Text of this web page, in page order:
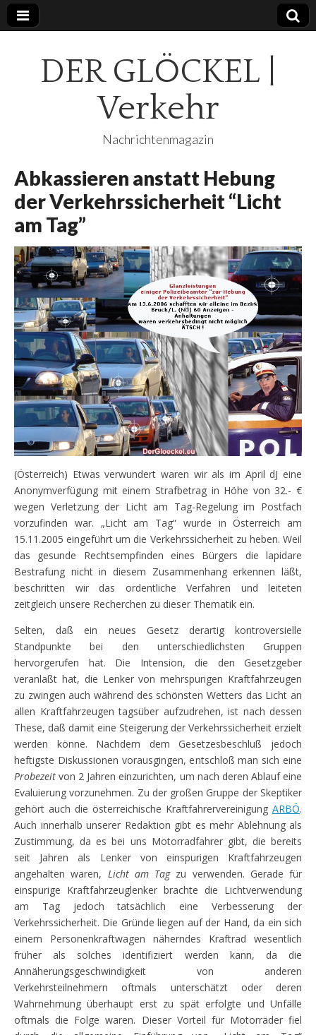
DER GLÖCKEL |
Verkehr
Nachrichtenmagazin
Abkassieren anstatt Hebung
der Verkehrssicherheit “Licht
am Tag”
(Österreich) Etwas verwundert waren wir als im April dJ eine
Anonymverfügung mit einem Strafbetrag in Höhe von 32.- €
wegen Verletzung der Licht am Tag-Regelung im Postfach
vorzufinden war. „Licht am Tag“ wurde in Österreich am
15.11.2005 eingeführt um die Verkehrssicherheit zu heben. Weil
das gesunde Rechtsempfinden eines Bürgers die lapidare
Bestrafung nicht in diesem Zusammenhang erkennen läßt,
beschritten wir das ordentliche Verfahren und leiteten
zeitgleich unsere Recherchen zu dieser Thematik ein.
Selten, daß ein neues Gesetz derartig kontroversielle
Standpunkte bei den unterschiedlichsten Gruppen
hervorgerufen hat. Die Intension, die den Gesetzgeber
veranlaßt hat, die Lenker von mehrspurigen Kraftfahrzeugen
zu zwingen auch während des schönsten Wetters das Licht an
allen Kraftfahrzeugen tagsüber aufzudrehen, ist nach dessen
These, daß damit eine Steigerung der Verkehrssicherheit erzielt
werden könne. Nachdem dem Gesetzesbeschluß jedoch
heftigste Diskussionen vorausgingen, entschloß man sich eine
Probezeit von 2 Jahren einzurichten, um nach deren Ablauf eine
Evaluierung vorzunehmen. Zu der großen Gruppe der Skeptiker
gehört auch die österreichische Kraftfahrervereinigung ARBÖ.
Auch innerhalb unserer Redaktion gibt es mehr Ablehnung als
Zustimmung, da es bei uns Motorradfahrer gibt, die bereits
seit Jahren als Lenker von einspurigen Kraftfahrzeugen
angehalten waren, Licht am Tagzu verwenden. Gerade für
einspurige Kraftfahrzeuglenker brachte die Lichtverwendung
am Tag jedoch tatsächlich eine Verbesserung der
Verkehrssicherheit. Die Gründe liegen auf der Hand, da ein sich
einem Personenkraftwagen näherndes Kraftrad wesentlich
früher als solches identifiziert werden kann, da die
Annäherungsgeschwindigkeit von anderen
Verkehrsteilnehmern oftmals unterschätzt oder deren
Wahrnehmung überhaupt erst zu spät erfolgte und Unfälle
oftmals die Folge waren. Dieser Vorteil für Motorräder fiel